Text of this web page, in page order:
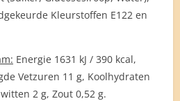
Kleurstoffen E122 en
Energie 1631 kJ / 390 kcal,
Vetzuren 11 g, Koolhydraten
2 g, Zout 0,52 g.